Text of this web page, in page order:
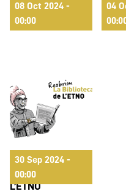
08 Oct 2024 -
00:00
Vidas Minadas 25
años
04
2024
30 Sep 2024 -
00:00
La reobertura de
la Biblioteca de
L’ETNO